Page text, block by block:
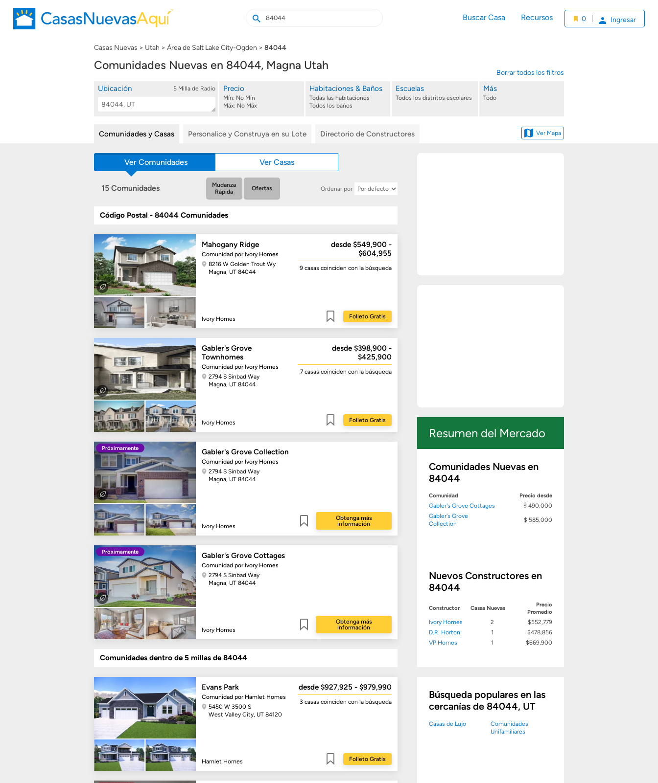
Buscar
casas
Buscar
Buscar Casa Recursos 0 Ingresar
Casas Nuevas Utah Área de Salt Lake City-Ogden 84044
Comunidades Nuevas en 84044, Magna Utah
Borrar todos los filtros
Ubicación 5 Milla de Radio
Search
Buscar
Precio
Mín: No Mín
Máx: No Máx
Habitaciones & Baños
Todas las habitaciones
Todos los baños
Escuelas
Todos los distritos escolares
Más
Todo
Ver Mapa
Comunidades y Casas Personalice y Construya en su Lote Directorio de Constructores
Ver Comunidades Ver Casas
15 Comunidades
Mudanza
Rápida
Ofertas Ordenar por
Código Postal - 84044 Comunidades
Mahogany Ridge
Comunidad por Ivory Homes
8216 W Golden Trout Wy
Magna, UT 84044
Ivory Homes
desde $549,900 -
$604,955
9 casascoinciden con la búsqueda
Folleto Gratis
Gabler's Grove
Townhomes
Comunidad por Ivory Homes
2794 S Sinbad Way
Magna, UT 84044
Ivory Homes
desde $398,900 -
$425,900
7 casascoinciden con la búsqueda
Folleto Gratis
Próximamente Gabler's Grove Collection
Comunidad por Ivory Homes
2794 S Sinbad Way
Magna, UT 84044
Ivory Homes
Guardar
Obtenga más
información
Próximamente Gabler's Grove Cottages
Comunidad por Ivory Homes
2794 S Sinbad Way
Magna, UT 84044
Ivory Homes
Guardar
Obtenga más
información
Comunidades dentro de 5 millas de 84044
Evans Park
Comunidad por Hamlet Homes
5450 W 3500 S
West Valley City, UT 84120
Hamlet Homes
desde $927,925 - $979,990
3 casascoinciden con la búsqueda
Folleto Gratis
Resumen del Mercado
Comunidades Nuevas en
84044
Comunidad
Precio desde
Gabler's Grove Cottages
$ 490,000
Gabler's Grove
Collection
$ 585,000
Nuevos Constructores en
84044
Constructor Casas Nuevas
Precio
Promedio
Ivory Homes
2
$552,779
D.R. Horton
1
$478,856
VP Homes
1 $669,900
Búsqueda populares en las
cercanías de 84044, UT
Casas de Lujo
Comunidades
Unifamiliares